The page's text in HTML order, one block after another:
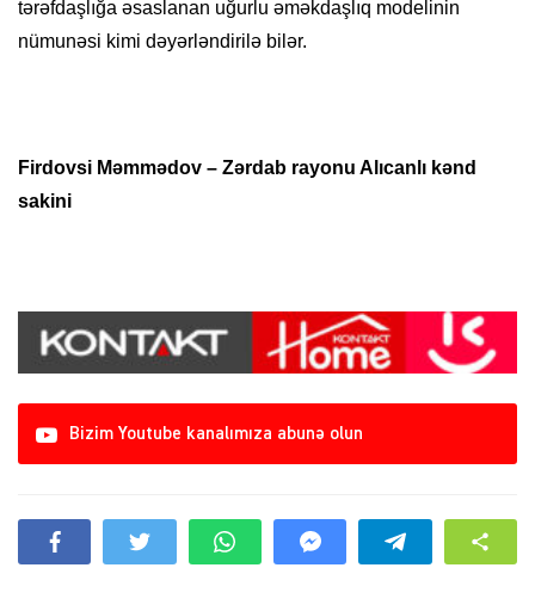
tərəfdaşlığa əsaslanan uğurlu əməkdaşlıq modelinin
nümunəsi kimi dəyərləndirilə bilər.
Firdovsi Məmmədov – Zərdab rayonu Alıcanlı kənd
sakini
Bizim Youtube kanalımıza abunə olun